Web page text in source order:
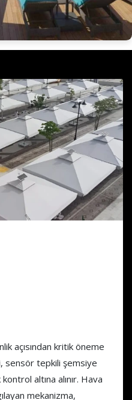
açısından kritik öneme
sensör tepkili şemsiye
altına alınır. Hava
mekanizma,